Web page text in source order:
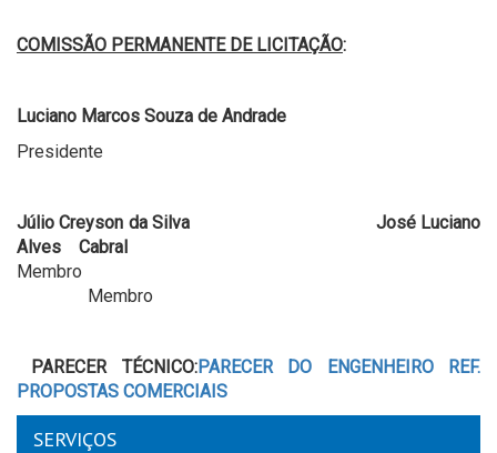
COMISSÃO PERMANENTE DE LICITAÇÃO:
Luciano Marcos Souza de Andrade
Presidente
Júlio Creyson da Silva José Luciano
Alves Cabral
Membro
Membro
PARECER TÉCNICO:PARECER DO ENGENHEIRO REF.
PROPOSTAS COMERCIAIS
SERVIÇOS